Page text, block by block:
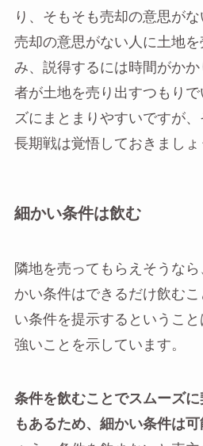
り、そもそも売却の意思がな
売却の意思がない人に土地
み、説得するには時間がか
者が土地を売り出すつもり
ズにまとまりやすいですが
長期戦は覚悟しておきましょ
細かい条件は飲む
隣地を売ってもらえそうな
かい条件はできるだけ飲む
い条件を提示するというこ
強いことを示しています。
条件を飲むことでスムーズ
もあるため、細かい条件は